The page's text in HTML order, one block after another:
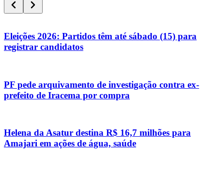
Eleições 2026: Partidos têm até sábado (15) para
registrar candidatos
PF pede arquivamento de investigação contra ex-
prefeito de Iracema por compra
Helena da Asatur destina R$ 16,7 milhões para
Amajari em ações de água, saúde